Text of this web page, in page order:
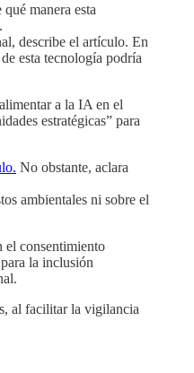
manera esta
describe el artículo. En
esta tecnología podría
a la IA en el
estratégicas” para
No obstante, aclara
ambientales ni sobre el
el consentimiento
la inclusión
al facilitar la vigilancia